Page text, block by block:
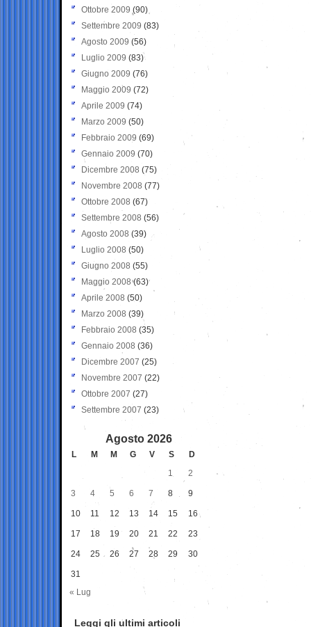
Ottobre 2009 (90)
Settembre 2009 (83)
Agosto 2009 (56)
Luglio 2009 (83)
Giugno 2009 (76)
Maggio 2009 (72)
Aprile 2009 (74)
Marzo 2009 (50)
Febbraio 2009 (69)
Gennaio 2009 (70)
Dicembre 2008 (75)
Novembre 2008 (77)
Ottobre 2008 (67)
Settembre 2008 (56)
Agosto 2008 (39)
Luglio 2008 (50)
Giugno 2008 (55)
Maggio 2008(63)
Aprile 2008 (50)
Marzo 2008 (39)
Febbraio 2008 (35)
Gennaio 2008 (36)
Dicembre 2007 (25)
Novembre 2007 (22)
Ottobre 2007 (27)
Settembre 2007 (23)
Agosto 2026
L M M G V S
D
1
2
3 4 5 6 7 8 9
10 11 12 13 14 15 16
17 18 19 20 21 22 23
24 25 26 27 28 29 30
31
« Lug
Leggi gli ultimi articoli